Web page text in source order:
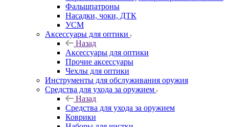
Фальшпатроны
Насадки, чоки, ДТК
УСМ
Аксессуары для оптики
Назад
Аксессуары для оптики
Прочие аксессуары
Чехлы для оптики
Инструменты для обслуживания оружия
Средства для ухода за оружием
Назад
Средства для ухода за оружием
Коврики